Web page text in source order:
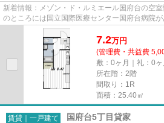
新着情報：メゾン・ド・ルミエール国府台の空
のところには国立国際医療センター国府台病院
歩13分の立地です。敷地内には...
7.2万円
(管理費・共益費
敷：0ヶ月｜礼：0ヶ
所在階：2階
間取り：1R
面積：25.40㎡
賃貸｜一戸建て 国府台5丁目貸家